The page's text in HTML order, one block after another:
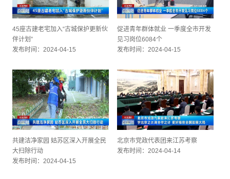
45座古建老宅加入“古城保护更新伙
伴计划”
发布时间：2024-04-15
促进青年群体就业 一季度全市开发
见习岗位6084个
发布时间：2024-04-15
共建洁净家园 姑苏区深入开展全民
大扫除行动
发布时间：2024-04-15
北京市党政代表团来江苏考察
发布时间：2024-04-14